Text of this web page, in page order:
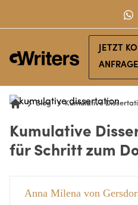
JETZT
Blog
Kumulative
für Schritt zum
Anna Milena von